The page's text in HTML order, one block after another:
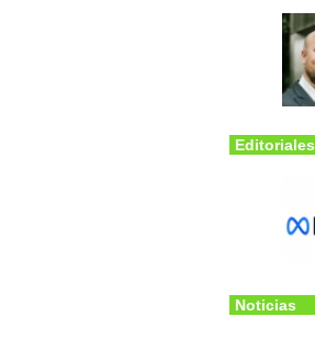
Editoriales
Noticias